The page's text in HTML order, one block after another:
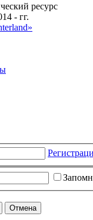
ресурс
- гг.
Отмена